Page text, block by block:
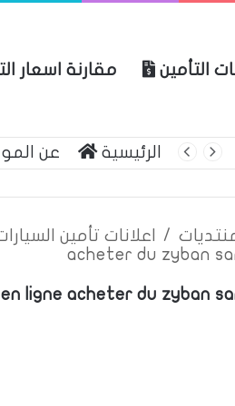
التأمين مقارنة اسعار
الرئيسية عن
/ اعلانات تأمين
acheter du zyban
ligne acheter du zyban